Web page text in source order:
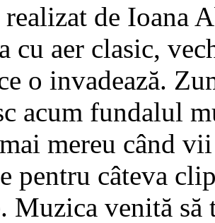
de Ioana
cu aer clasic,
o invadează.
acum fundalul
mereu când
pentru câteva
Muzica venită